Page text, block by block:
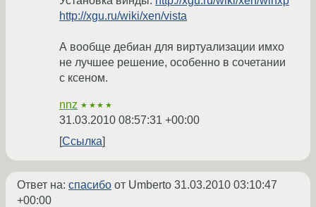
http://xgu.ru/wiki/xen/vista
А вообще дебиан для виртуализации имхо
не лучшее решение, особенно в сочетании
с ксеном.
nnz ★★★★
31.03.2010 08:57:31 +00:00
Ссылка
Ответ на: спасибо от Umberto 31.03.2010 03:10:47
+00:00